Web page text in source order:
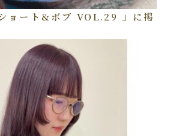
ョート&ボブ VOL.29 」に掲